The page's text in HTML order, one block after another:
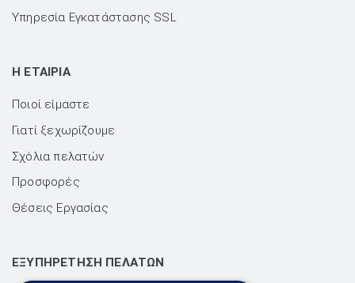
Υπηρεσία Εγκατάστασης SSL
H ΕΤΑΙΡΙΑ
Ποιοί είμαστε
Γιατί ξεχωρίζουμε
Σχόλια πελατών
Προσφορές
Θέσεις Εργασίας
ΕΞΥΠΗΡΕΤΗΣΗ ΠΕΛΑΤΩΝ